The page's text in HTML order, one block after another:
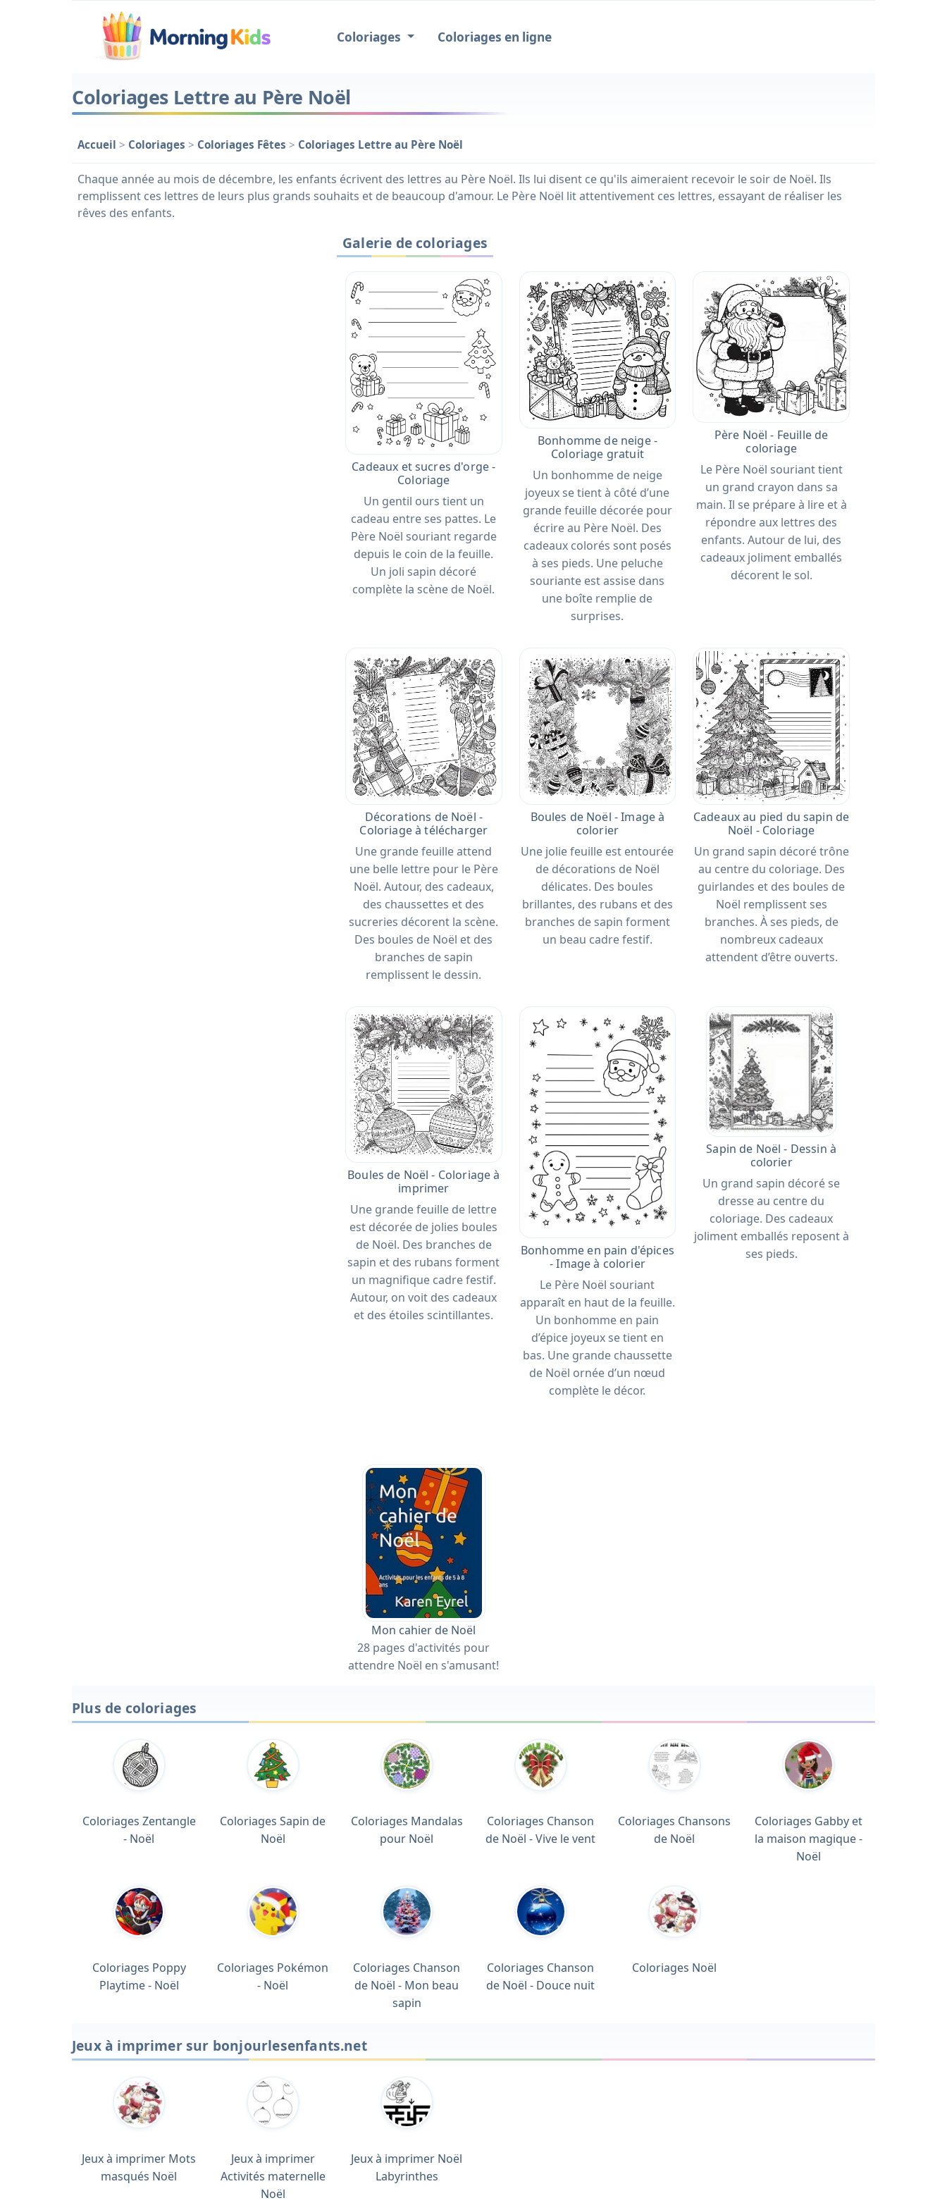
Coloriages Coloriages en ligne
Coloriages Lettre au Père Noël
Accueil > Coloriages > Coloriages Fêtes > Coloriages Lettre au Père Noël
Chaque année au mois de décembre, les enfants écrivent des lettres au Père Noël. Ils lui disent ce qu'ils aimeraient recevoir le soir de Noël. Ils
remplissent ces lettres de leurs plus grands souhaits et de beaucoup d'amour. Le Père Noël lit attentivement ces lettres, essayant de réaliser les
rêves des enfants.
Galerie de coloriages
Cadeaux et sucres d'orge -
Coloriage
Un gentil ours tient un
cadeau entre ses pattes. Le
Père Noël souriant regarde
depuis le coin de la feuille.
Un joli sapin décoré
complète la scène de Noël.
Bonhomme de neige -
Coloriage gratuit
Un bonhomme de neige
joyeux se tient à côté d’une
grande feuille décorée pour
écrire au Père Noël. Des
cadeaux colorés sont posés
à ses pieds. Une peluche
souriante est assise dans
une boîte remplie de
surprises.
Père Noël - Feuille de
coloriage
Le Père Noël souriant tient
un grand crayon dans sa
main. Il se prépare à lire et à
répondre aux lettres des
enfants. Autour de lui, des
cadeaux joliment emballés
décorent le sol.
Décorations de Noël -
Coloriage à télécharger
Une grande feuille attend
une belle lettre pour le Père
Noël. Autour, des cadeaux,
des chaussettes et des
sucreries décorent la scène.
Des boules de Noël et des
branches de sapin
remplissent le dessin.
Boules de Noël - Image à
colorier
Une jolie feuille est entourée
de décorations de Noël
délicates. Des boules
brillantes, des rubans et des
branches de sapin forment
un beau cadre festif.
Cadeaux au pied du sapin de
Noël - Coloriage
Un grand sapin décoré trône
au centre du coloriage. Des
guirlandes et des boules de
Noël remplissent ses
branches. À ses pieds, de
nombreux cadeaux
attendent d’être ouverts.
Boules de Noël - Coloriage à
imprimer
Une grande feuille de lettre
est décorée de jolies boules
de Noël. Des branches de
sapin et des rubans forment
un magnifique cadre festif.
Autour, on voit des cadeaux
et des étoiles scintillantes.
Bonhomme en pain d'épices
- Image à colorier
Le Père Noël souriant
apparaît en haut de la feuille.
Un bonhomme en pain
d’épice joyeux se tient en
bas. Une grande chaussette
de Noël ornée d’un nœud
complète le décor.
Sapin de Noël - Dessin à
colorier
Un grand sapin décoré se
dresse au centre du
coloriage. Des cadeaux
joliment emballés reposent à
ses pieds.
Mon cahier de Noël
28 pages d'activités pour
attendre Noël en s'amusant!
Plus de coloriages
Coloriages Zentangle
- Noël
Coloriages Sapin de
Noël
Coloriages Mandalas
pour Noël
Coloriages Chanson
de Noël - Vive le vent
Coloriages Chansons
de Noël
Coloriages Gabby et
la maison magique -
Noël
Coloriages Poppy
Playtime - Noël
Coloriages Pokémon
- Noël
Coloriages Chanson
de Noël - Mon beau
sapin
Coloriages Chanson
de Noël - Douce nuit
Coloriages Noël
Jeux à imprimer sur bonjourlesenfants.net
Jeux à imprimer Mots
masqués Noël
Jeux à imprimer
Activités maternelle
Noël
Jeux à imprimer Noël
Labyrinthes